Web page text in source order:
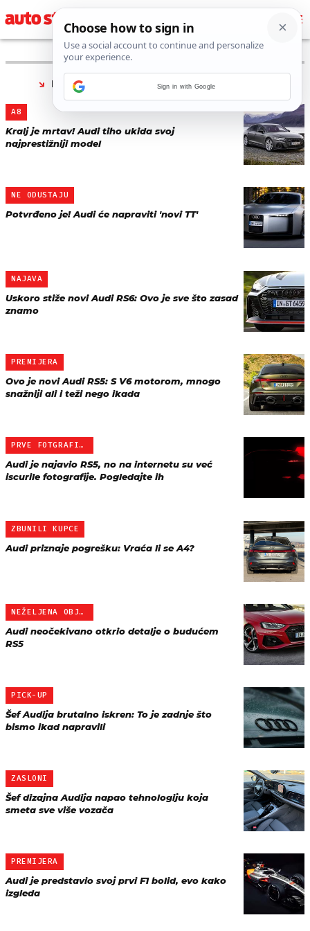
PRONAĐENO 190 REZULTATA ZA TAG “
A8
Kralj je mrtav! Audi tiho ukida svoj
najprestižniji model
NE ODUSTAJU
Potvrđeno je! Audi će napraviti 'novi TT'
NAJAVA
Uskoro stiže novi Audi RS6: Ovo je sve što zasad
znamo
PREMIJERA
Ovo je novi Audi RS5: S V6 motorom, mnogo
snažniji ali i teži nego ikada
PRVE FOTGRAFIJE
Audi je najavio RS5, no na internetu su već
iscurile fotografije. Pogledajte ih
ZBUNILI KUPCE
Audi priznaje pogrešku: Vraća li se A4?
NEŽELJENA OBJAVA
Audi neočekivano otkrio detalje o budućem
RS5
PICK-UP
Šef Audija brutalno iskren: To je zadnje što
bismo ikad napravili
ZASLONI
Šef dizajna Audija napao tehnologiju koja
smeta sve više vozača
PREMIJERA
Audi je predstavio svoj prvi F1 bolid, evo kako
izgleda
Sign in with Google